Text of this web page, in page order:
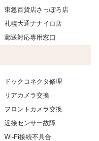
東急百貨店さっぽろ店
札幌大通ナナイロ店
郵送対応専用窓口
ドックコネクタ修理
リアカメラ交換
フロントカメラ交換
近接センサー故障
Wi-Fi接続不具合